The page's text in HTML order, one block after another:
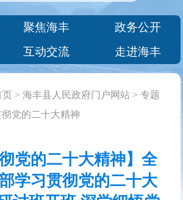
聚焦海丰
政务公开
互动交流 走进海丰
页 >海丰县人民政府门户网站 >专题
党的二十大精神
彻党的二十大精神】全
学习贯彻党的二十大